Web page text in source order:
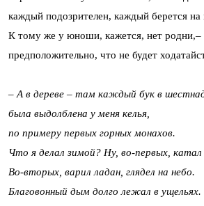
каждый подозрителен, каждый берется
К тому же у юноши, кажется, нет родни,–
предположительно, что не будет
– А в дереве – там каждый бук в
была выдолблена у меня келья,
по примеру первых горных монахов.
Что я делал зимой? Ну, во-первых, катал
Во-вторых, варил ладан, глядел на небо.
Благовонный дым долго лежал в ущельях.